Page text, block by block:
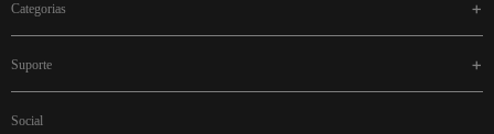
categorias
suporte
social